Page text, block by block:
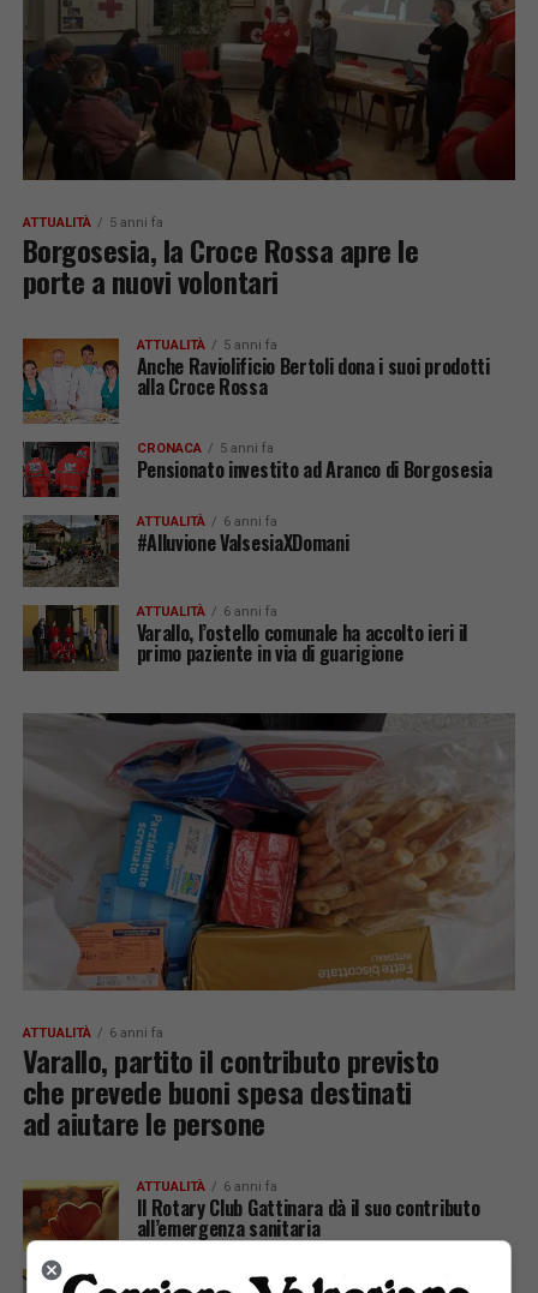
ATTUALITÀ 5 anni fa
Borgosesia, la Croce Rossa apre le
porte a nuovi volontari
ATTUALITÀ 5 anni fa
Anche Raviolificio Bertoli dona i suoi prodotti
alla Croce Rossa
CRONACA 5 anni fa
Pensionato investito ad Aranco di Borgosesia
ATTUALITÀ 6 anni fa
#Alluvione ValsesiaXDomani
ATTUALITÀ 6 anni fa
Varallo, l’ostello comunale ha accolto ieri il
primo paziente in via di guarigione
ATTUALITÀ 6 anni fa
Varallo, partito il contributo previsto
che prevede buoni spesa destinati
ad aiutare le persone
ATTUALITÀ 6 anni fa
Il Rotary Club Gattinara dà il suo contributo
all’emergenza sanitaria
6 anni fa